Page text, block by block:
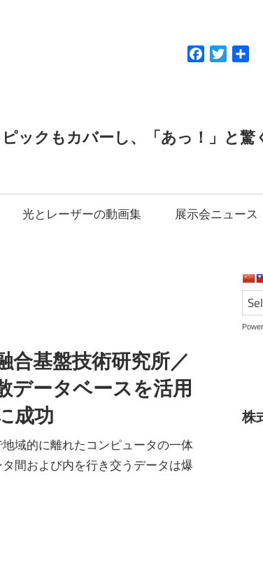
Facebook
Twitter
ックもカバーし、「あっ！」と
光とレーザーの動画集 展示会ニュース
合基盤技術研究所／
データベースを活用
成功
域的に離れたコンピュータの一体
間および内を行き交うデータは爆
株